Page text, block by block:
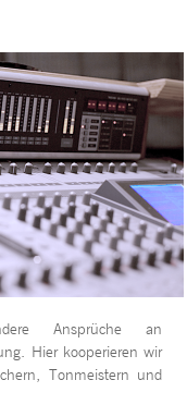
Ansprüche an
Hier kooperieren wir
Tonmeistern und